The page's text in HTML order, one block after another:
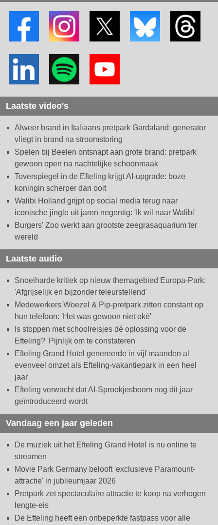
Laatste video's
Alweer brand in Italiaans pretpark Gardaland: generator
vliegt in brand na stroomstoring
Spelen bij Beelen ontsnapt aan grote brand: pretpark
gewoon open na nachtelijke schoonmaak
Toverspiegel in de Efteling krijgt AI-upgrade: boze
koningin scherper dan ooit
Walibi Holland grijpt op social media terug naar
iconische jingle uit jaren negentig: 'Ik wil naar Walibi'
Burgers' Zoo werkt aan grootste zeegrasaquarium ter
wereld
Laatste audio
Snoeiharde kritiek op nieuw themagebied Europa-Park:
'Afgrijselijk en bijzonder teleurstellend'
Medewerkers Woezel & Pip-pretpark zitten constant op
hun telefoon: 'Het was gewoon niet oké'
Is stoppen met schoolreisjes dé oplossing voor de
Efteling? 'Pijnlijk om te constateren'
Efteling Grand Hotel genereerde in vijf maanden al
evenveel omzet als Efteling-vakantiepark in een heel
jaar
Efteling verwacht dat AI-Sprookjesboom nog dit jaar
geïntroduceerd wordt
Vandaag een jaar geleden
De muziek uit het Efteling Grand Hotel is nu online te
streamen
Movie Park Germany belooft 'exclusieve Paramount-
attractie' in jubileumjaar 2026
Pretpark zet spectaculaire attractie te koop na verhogen
lengte-eis
De Efteling heeft een onbeperkte fastpass voor alle